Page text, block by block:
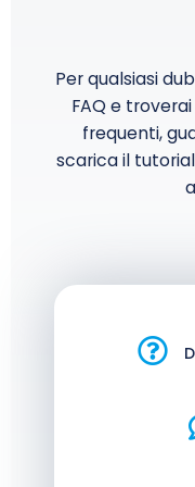
Per qualsiasi
FAQ e
frequenti,
scarica il